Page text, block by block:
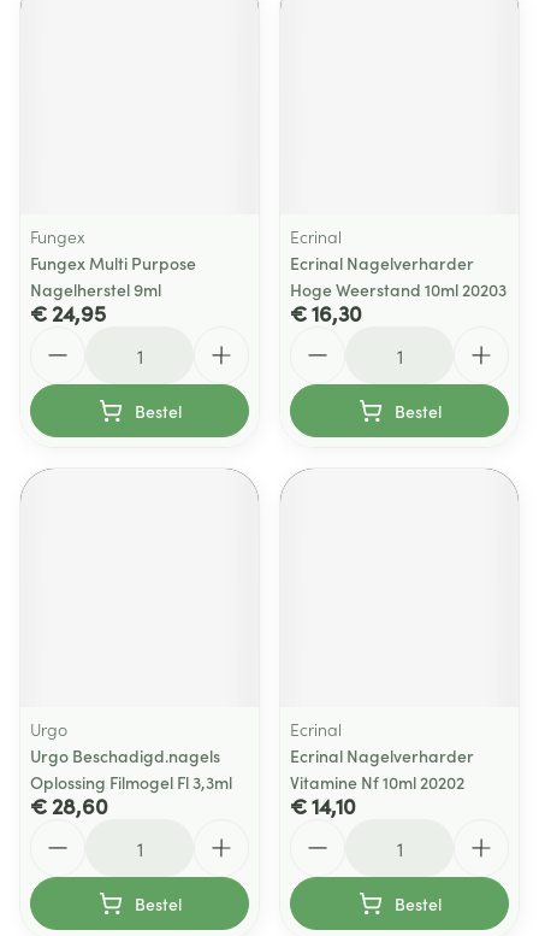
Fungex
Fungex Multi Purpose
Nagelherstel 9ml
€ 24,95
Bestel
Ecrinal
Ecrinal Nagelverharder
Hoge Weerstand 10ml 20203
€ 16,30
Bestel
Urgo
Urgo Beschadigd.nagels
Oplossing Filmogel Fl 3,3ml
€ 28,60
Bestel
Ecrinal
Ecrinal Nagelverharder
Vitamine Nf 10ml 20202
€ 14,10
Bestel